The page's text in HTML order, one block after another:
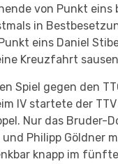
von Punkt eins
in
eins Daniel
Kreuzfahrt
Spiel gegen den
IV startete der
Nur das Bruder-
Philipp Göldner
knapp im